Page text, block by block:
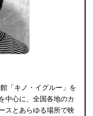
「キノ・イグルー」を
中心に、全国各地のカ
スとあらゆる場所で映